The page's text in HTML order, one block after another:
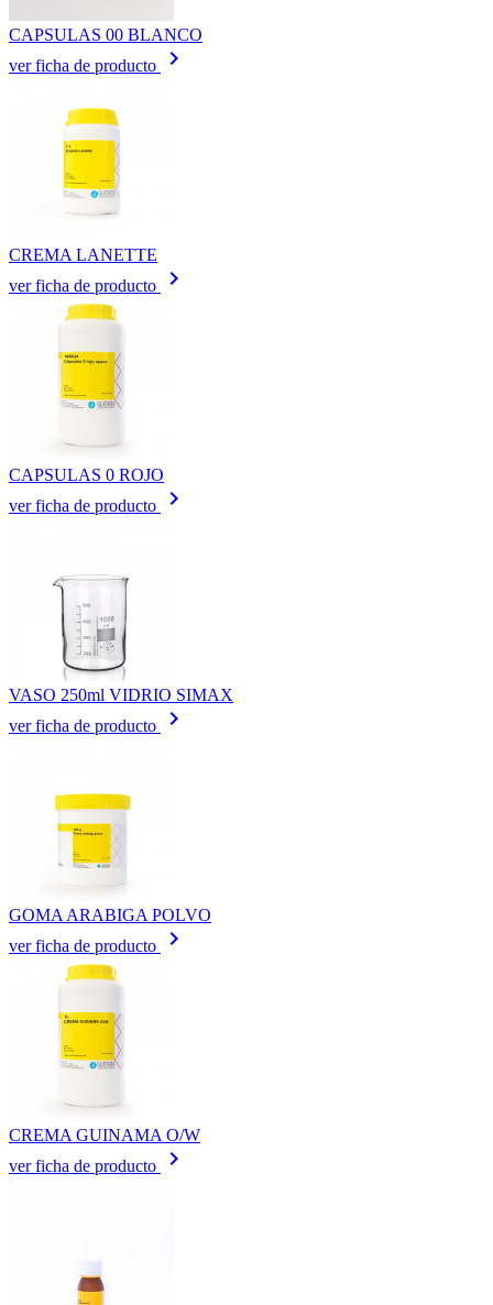
CAPSULAS 00 BLANCO
ver ficha de producto
keyboard_arrow_right
CREMA LANETTE
ver ficha de producto
keyboard_arrow_right
CAPSULAS 0 ROJO
ver ficha de producto
keyboard_arrow_right
VASO 250ml VIDRIO SIMAX
ver ficha de producto
keyboard_arrow_right
GOMA ARABIGA POLVO
ver ficha de producto
keyboard_arrow_right
CREMA GUINAMA O/W
ver ficha de producto
keyboard_arrow_right